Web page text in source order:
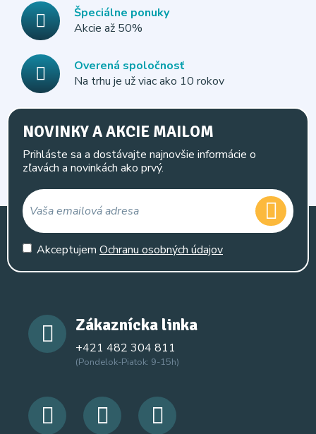
Špeciálne ponuky
Akcie až 50%
Overená spoločnosť
Na trhu je už viac ako 10 rokov
NOVINKY A AKCIE MAILOM
Prihláste sa a dostávajte najnovšie informácie o
zľavách a novinkách ako prvý.
Akceptujem Ochranu osobných údajov
Zákaznícka linka
+421 482 304 811
(Pondelok-Piatok: 9-15h)